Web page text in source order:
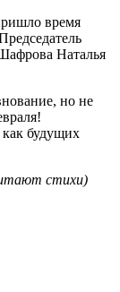
время
Наталья
но не
будущих
стихи)